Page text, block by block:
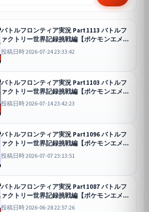
バトルフロンティア実況 Part1113 バトルフ
ァクトリー世界記録挑戦編【ポケモンエメラ
ルド】
投稿日時 2026-07-24 23:33:42
バトルフロンティア実況 Part1103 バトルフ
ァクトリー世界記録挑戦編【ポケモンエメラ
ルド】
投稿日時 2026-07-14 23:42:23
バトルフロンティア実況 Part1096 バトルフ
ァクトリー世界記録挑戦編【ポケモンエメラ
ルド】
投稿日時 2026-07-07 23:13:51
バトルフロンティア実況 Part1087 バトルフ
ァクトリー世界記録挑戦編【ポケモンエメラ
ルド】
投稿日時 2026-06-28 22:57:26